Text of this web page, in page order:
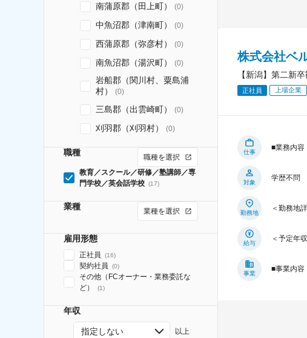
南蒲原郡（田上町） (0)
中魚沼郡（津南町） (0)
西蒲原郡（弥彦村） (0)
南魚沼郡（湯沢町） (0)
岩船郡（関川村、粟島浦
村）
(0)
三島郡（出雲崎町） (0)
刈羽郡（刈羽村） (0)
職種
職種を選択
教育／スクール／研修／塾講師／専
門学校／英会話学校 (17)
業種 業種を選択
雇用形態
正社員 (16)
契約社員 (0)
その他（FCオーナー・業務委託な
ど）
(1)
年収
指定しない 以上
株式会社ベ
【新潟】第二新
正社員 上場企業
仕事
■業務内容
対象
学歴不問
勤務地
＜勤務地
給与
＜予定年
事業
■事業内容